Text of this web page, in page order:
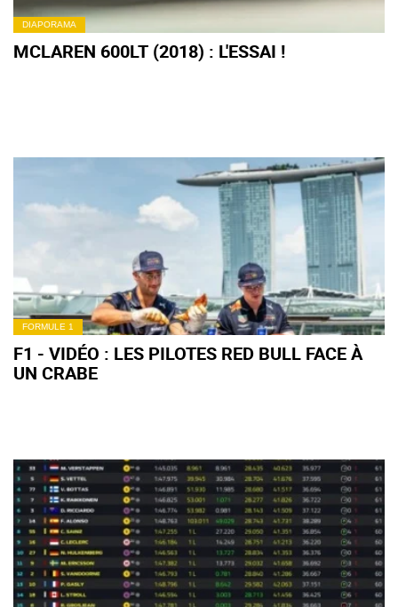
DIAPORAMA
MCLAREN 600LT (2018) : L'ESSAI !
FORMULE 1
F1 - VIDÉO : LES PILOTES RED BULL FACE À
UN CRABE